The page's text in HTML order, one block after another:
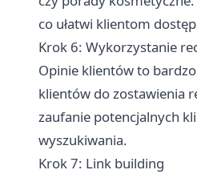
co ułatwi klientom
Krok 6: Wykorzystanie
Opinie klientów to
klientów do zostawienia
zaufanie potencjalnych
wyszukiwania.
Krok 7: Link building